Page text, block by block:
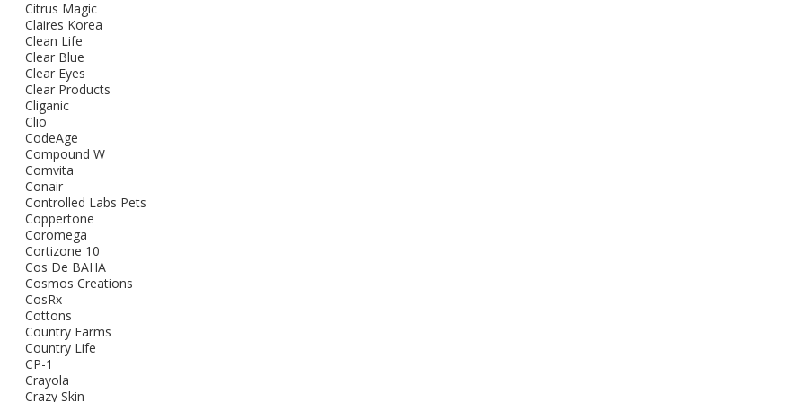
Citrus Magic
Claires Korea
Clean Life
Clear Blue
Clear Eyes
Clear Products
Cliganic
Clio
CodeAge
Compound W
Comvita
Conair
Controlled Labs Pets
Coppertone
Coromega
Cortizone 10
Cos De BAHA
Cosmos Creations
CosRx
Cottons
Country Farms
Country Life
CP-1
Crayola
Crazy Skin